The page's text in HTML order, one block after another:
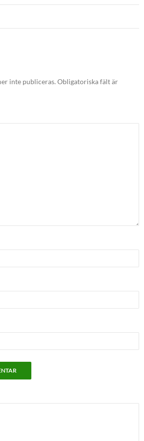
inte publiceras. Obligatoriska fält är